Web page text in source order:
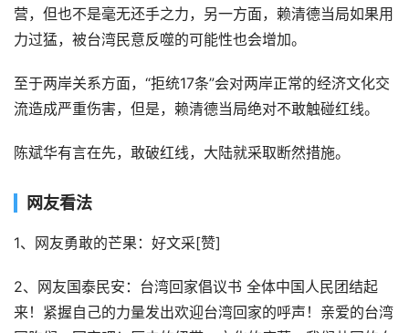
营，但也不是毫无还手之力，另一方面，赖清德当局如果用
力过猛，被台湾民意反噬的可能性也会增加。
至于两岸关系方面，“拒统17条”会对两岸正常的经济文化交
流造成严重伤害，但是，赖清德当局绝对不敢触碰红线。
陈斌华有言在先，敢破红线，大陆就采取断然措施。
网友看法
1、网友勇敢的芒果：好文采[赞]
2、网友国泰民安：台湾回家倡议书 全体中国人民团结起
来！紧握自己的力量发出欢迎台湾回家的呼声！亲爱的台湾